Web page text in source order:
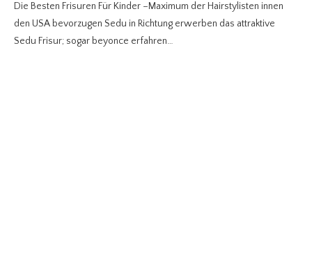
Die Besten Frisuren Für Kinder –Maximum der Hairstylisten innen
den USA bevorzugen Sedu in Richtung erwerben das attraktive
Sedu Frisur; sogar beyonce erfahren…